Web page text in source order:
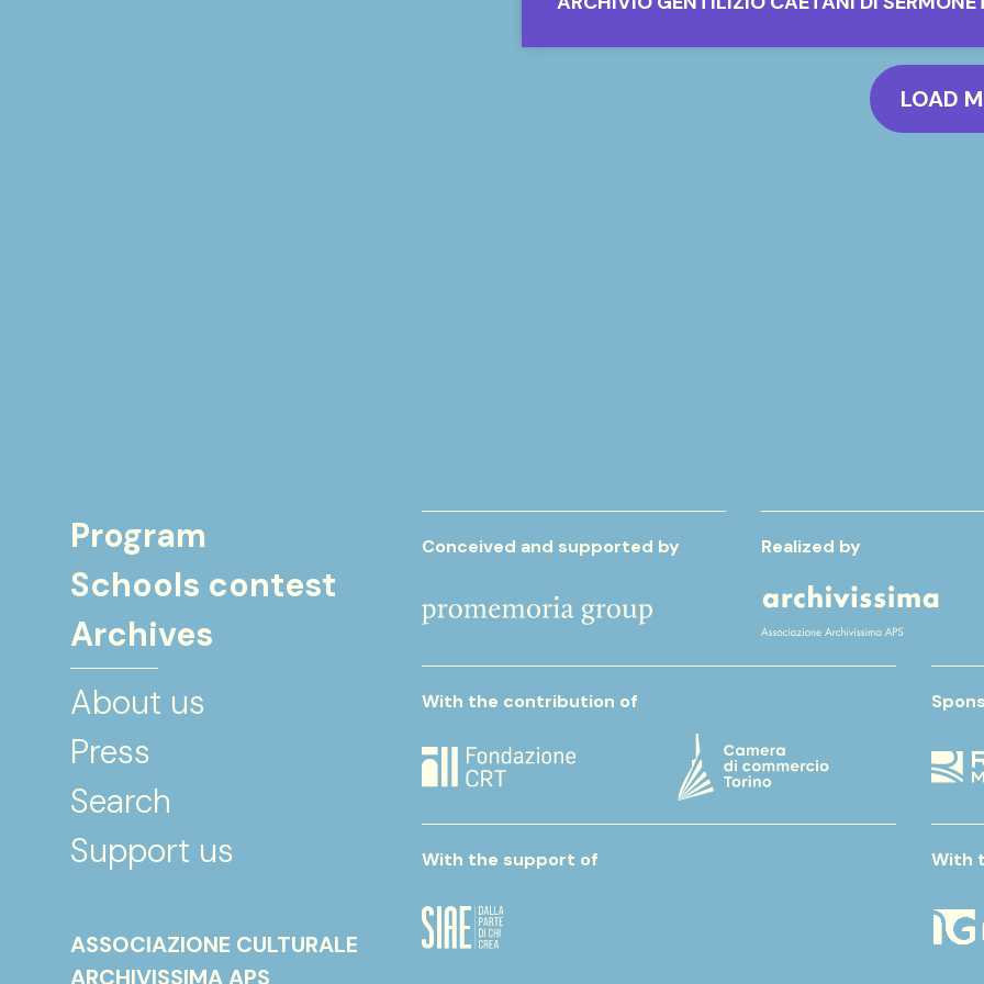
LOAD
Program
Schools contest
Archives
About us
Press
Search
Support us
ASSOCIAZIONE CULTURALE
ARCHIVISSIMA APS
Conceived and supported by Realized by
With the contribution of
With the support of With